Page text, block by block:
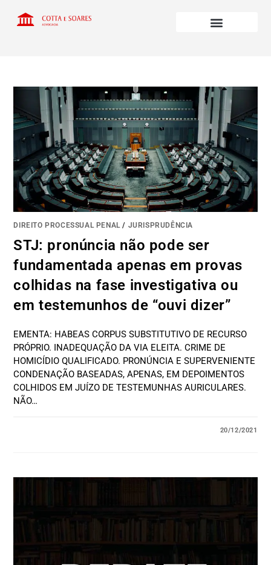
DIREITO PROCESSUAL PENAL / JURISPRUDÊNCIA
STJ: pronúncia não pode ser
fundamentada apenas em provas
colhidas na fase investigativa ou
em testemunhos de “ouvi dizer”
EMENTA: HABEAS CORPUS SUBSTITUTIVO DE RECURSO
PRÓPRIO. INADEQUAÇÃO DA VIA ELEITA. CRIME DE
HOMICÍDIO QUALIFICADO. PRONÚNCIA E SUPERVENIENTE
CONDENAÇÃO BASEADAS, APENAS, EM DEPOIMENTOS
COLHIDOS EM JUÍZO DE TESTEMUNHAS AURICULARES.
NÃO…
20/12/2021